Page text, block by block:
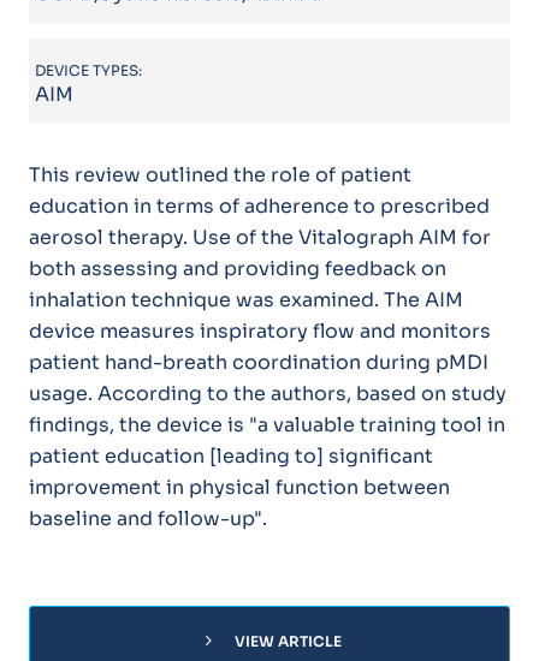
DEVICE TYPES:
AIM
This review outlined the role of patient
education in terms of adherence to prescribed
aerosol therapy. Use of the Vitalograph AIM for
both assessing and providing feedback on
inhalation technique was examined. The AIM
device measures inspiratory flow and monitors
patient hand-breath coordination during pMDI
usage. According to the authors, based on study
findings, the device is "a valuable training tool in
patient education [leading to] significant
improvement in physical function between
baseline and follow-up".
chevron_right VIEW ARTICLE